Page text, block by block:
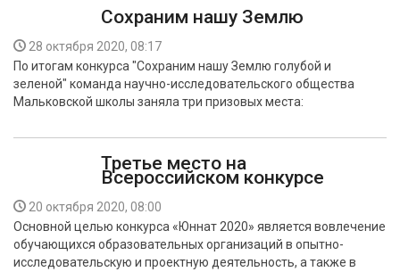
Сохраним нашу Землю
28 октября 2020, 08:17
По итогам конкурса "Сохраним нашу Землю голубой и
зеленой" команда научно-исследовательского общества
Мальковской школы заняла три призовых места:
Третье место на
Всероссийском конкурсе
20 октября 2020, 08:00
Основной целью конкурса «Юннат 2020» является вовлечение
обучающихся образовательных организаций в опытно-
исследовательскую и проектную деятельность, а также в